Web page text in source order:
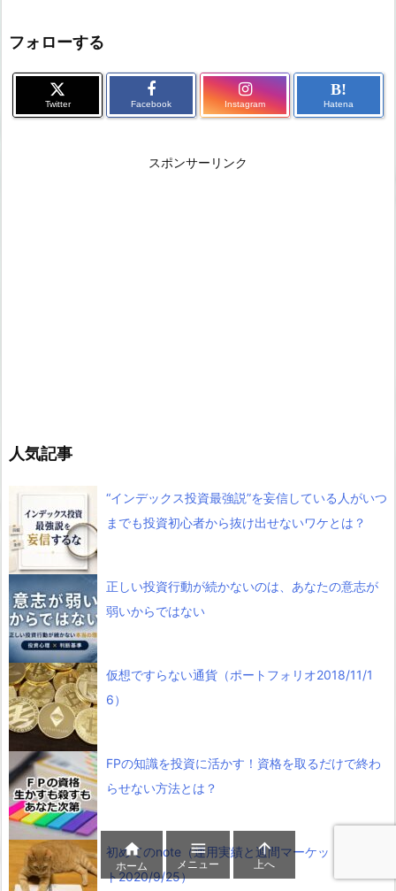
フォローする
Twitter Facebook Instagram
B!
Hatena
スポンサーリンク
人気記事
“インデックス投資最強説”を妄信している人がいつ
までも投資初心者から抜け出せないワケとは？
正しい投資行動が続かないのは、あなたの意志が
弱いからではない
仮想ですらない通貨（ポートフォリオ2018/11/1
6）
FPの知識を投資に活かす！資格を取るだけで終わ
らせない方法とは？
初めてのnote（運用実績と週間マーケットコメン
ト2020/9/25）

ホーム

メニュー

上へ